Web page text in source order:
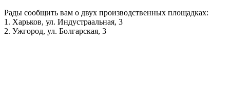
Рады сообщить вам о двух производственных площадках:
1. Харьков, ул. Индустраальная, 3
2. Ужгород, ул. Болгарская, 3